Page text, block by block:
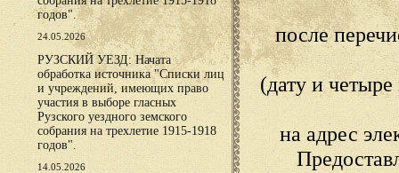
годов".
24.05.2026
РУЗСКИЙ УЕЗД: Начата
обработка источника "Списки лиц
и учреждений, имеющих право
участия в выборе гласных
Рузского уездного земского
собрания на трехлетие 1915-1918
годов".
14.05.2026
после
(дату и
на адрес